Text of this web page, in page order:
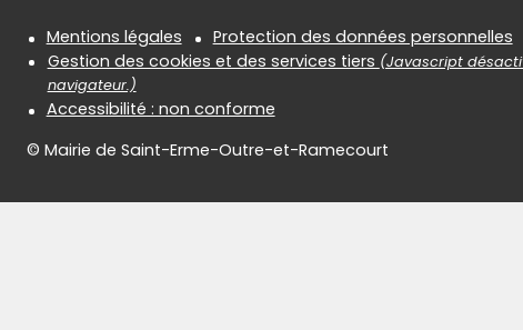
Informations
Mentions légales
Protection des données personnelles
Gestion des cookies et des services tiers (Javascript
navigateur.)
Accessibilité : non conforme
© Mairie de Saint-Erme-Outre-et-Ramecourt